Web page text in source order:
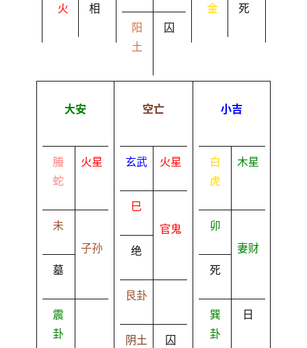
火 相
阳
土
囚
金 死
大安
螣
蛇
火星
未
墓
子孙
震
卦
空亡
玄武 火星
巳
绝
官鬼
艮卦
阴土 囚
小吉
白
虎
木星
卯
死
妻财
巽
卦
日